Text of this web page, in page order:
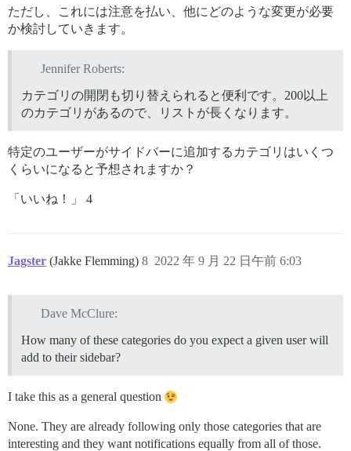
ただし、これには注意を払い、他にどのような変更が必要
か検討していきます。
Jennifer Roberts:
カテゴリの開閉も切り替えられると便利です。200以上
のカテゴリがあるので、リストが長くなります。
特定のユーザーがサイドバーに追加するカテゴリはいくつ
くらいになると予想されますか？
「いいね！」 4
Jagster (Jakke Flemming) 2022 年 9 月 22 日午前 6:03
8
Dave McClure:
How many of these categories do you expect a given user will
add to their sidebar?
I take this as a general question
None. They are already following only those categories that are
interesting and they want notifications equally from all of those.